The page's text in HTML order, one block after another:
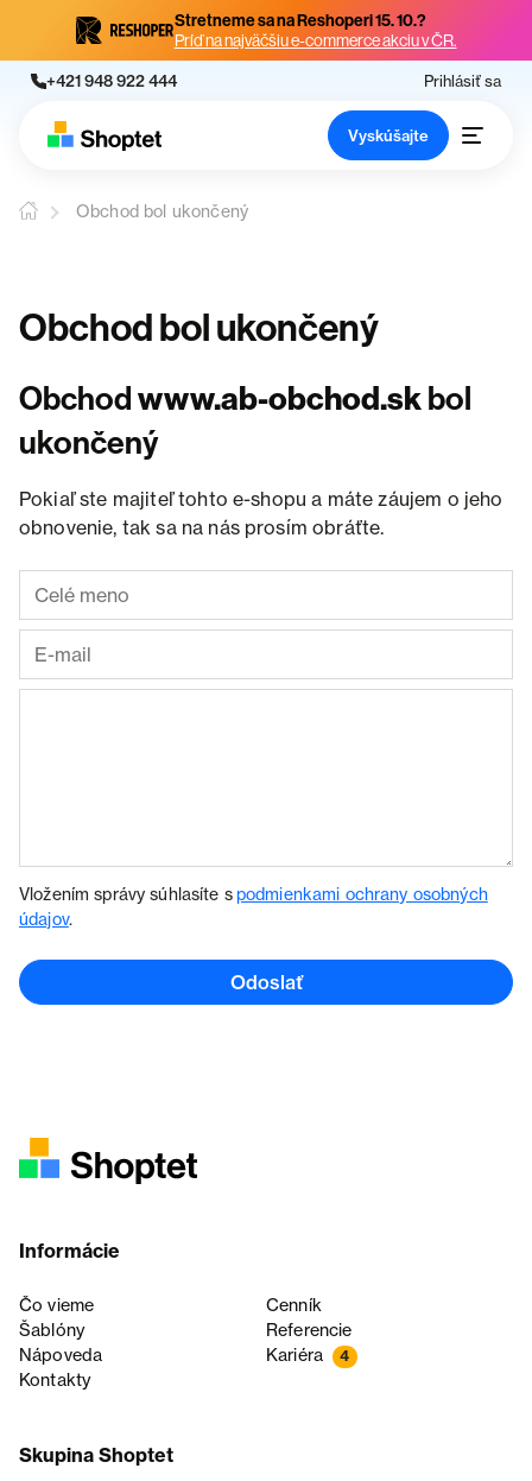
Stretneme sa na Reshoperi 15. 10.?
Príď na najväčšiu e-commerce akciu v ČR.
+421 948 922 444 Prihlásiť sa
Vyskúšajte
Obchod bol ukončený
Obchod bol ukončený
Obchodwww.ab-obchod.skbol
ukončený
Pokiaľ ste majiteľ tohto e-shopu a máte záujem o jeho
obnovenie, tak sa na nás prosím obráťte.
Vložením správy súhlasíte spodmienkami ochrany osobných
údajov.
Odoslať
Informácie
Čo vieme
Cenník
Šablóny
Referencie
Nápoveda
Kariéra 4
Kontakty
Skupina Shoptet